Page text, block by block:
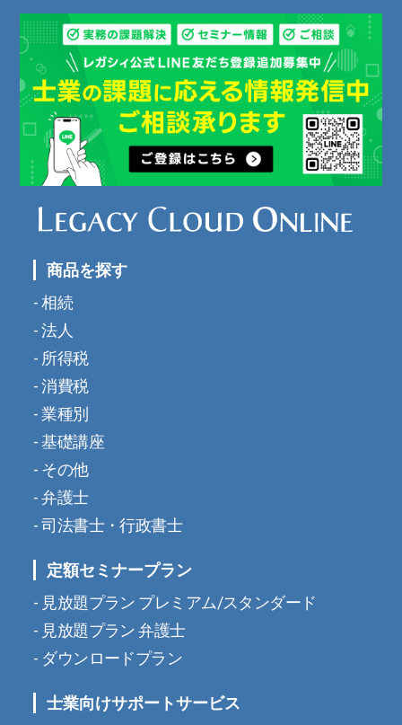
商品を探す
相続
法人
所得税
消費税
業種別
基礎講座
その他
弁護士
司法書士・行政書士
定額セミナープラン
見放題プラン プレミアム/スタンダード
見放題プラン 弁護士
ダウンロードプラン
士業向けサポートサービス